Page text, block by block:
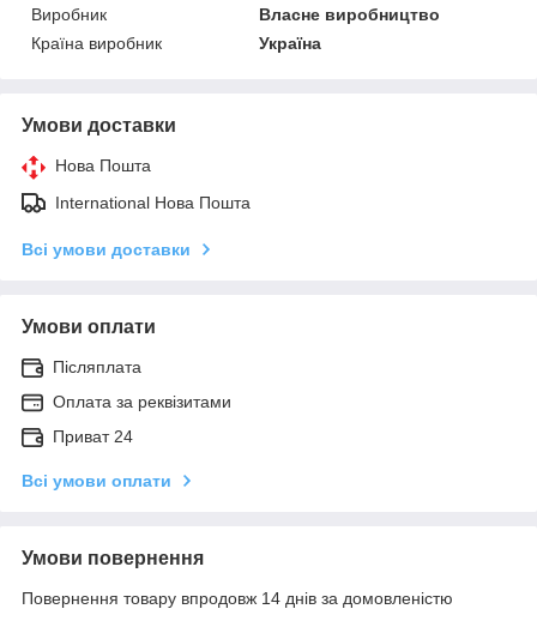
Виробник
Власне виробництво
Країна виробник
Україна
Умови доставки
Нова Пошта
International Нова Пошта
Всі умови доставки
Умови оплати
Післяплата
Оплата за реквізитами
Приват 24
Всі умови оплати
Умови повернення
Повернення товару впродовж 14 днів за домовленістю